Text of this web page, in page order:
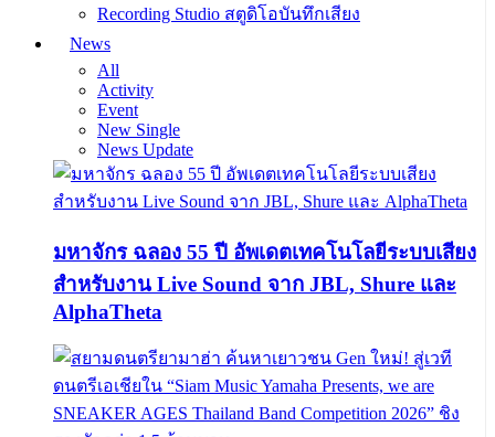
Recording Studio สตูดิโอบันทึกเสียง
News
All
Activity
Event
New Single
News Update
มหาจักร ฉลอง 55 ปี อัพเดตเทคโนโลยีระบบเสียง
สำหรับงาน Live Sound จาก JBL, Shure และ
AlphaTheta